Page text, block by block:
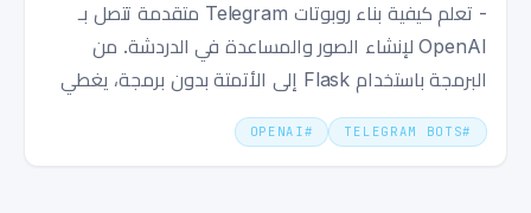
- تعلم كيفية بناء روبوتات Telegram متقدمة تتصل بـ
OpenAI لإنشاء الصور والمساعدة في الدردشة. من
البرمجة باستخدام Flask إلى الأتمتة بدون برمجة، يغطي
هذا الدليل كل شيء.
#
TELEGRAM BOTS
#
OPENAI